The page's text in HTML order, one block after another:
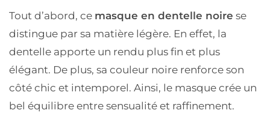
Tout d’abord, ce masque en dentelle noire se
distingue par sa matière légère. En effet, la
dentelle apporte un rendu plus fin et plus
élégant. De plus, sa couleur noire renforce son
côté chic et intemporel. Ainsi, le masque crée un
bel équilibre entre sensualité et raffinement.